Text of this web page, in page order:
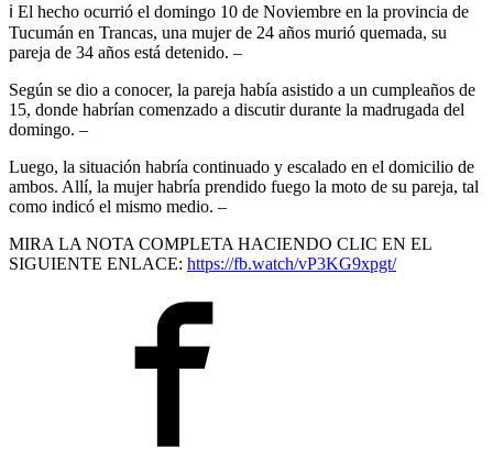
ℹ️ El hecho ocurrió el domingo 10 de Noviembre en la provincia de
Tucumán en Trancas, una mujer de 24 años murió quemada, su
pareja de 34 años está detenido. –
Según se dio a conocer, la pareja había asistido a un cumpleaños de
15, donde habrían comenzado a discutir durante la madrugada del
domingo. –
Luego, la situación habría continuado y escalado en el domicilio de
ambos. Allí, la mujer habría prendido fuego la moto de su pareja, tal
como indicó el mismo medio. –
MIRA LA NOTA COMPLETA HACIENDO CLIC EN EL
SIGUIENTE ENLACE: https://fb.watch/vP3KG9xpgt/